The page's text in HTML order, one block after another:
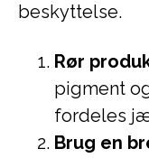
beskyttelse.
Rør
pigment
fordeles
Brug en